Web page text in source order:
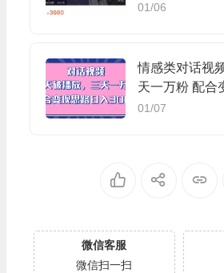
01/06
情感类对话视
天一万粉 配合
0+（教程+素材
01/07
微信客服
微信扫一扫